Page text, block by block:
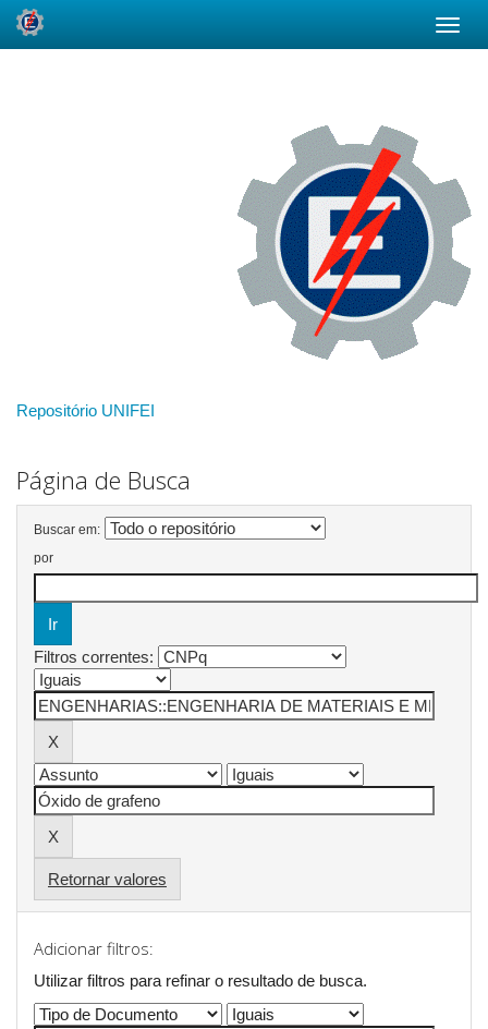
Repositório UNIFEI
Página de Busca
Buscar em:
por
Filtros correntes:
Retornar valores
Adicionar filtros:
Utilizar filtros para refinar o resultado de busca.